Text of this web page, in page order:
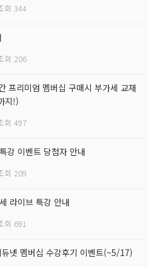
회 344
회 206
프리미엄 멤버십 구매시 부가세 교재
지!)
회 497
강 이벤트 당첨자 안내
회 209
라이브 특강 안내
회 691
넷 멤버십 수강후기 이벤트(~5/17)